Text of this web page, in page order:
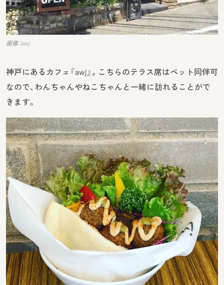
画像：awj
神戸にあるカフェ『awj』。こちらのテラス席はペット同伴可
なので、わんちゃんやねこちゃんと一緒に訪れることがで
きます。